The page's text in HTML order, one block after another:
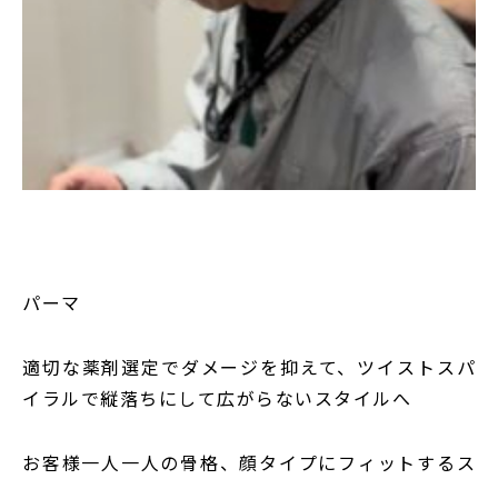
パーマ
適切な薬剤選定でダメージを抑えて、ツイストスパ
イラルで縦落ちにして広がらないスタイルへ
お客様一人一人の骨格、顔タイプにフィットするス